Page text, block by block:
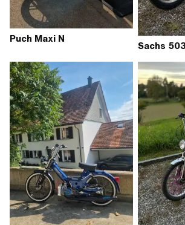
Puch Maxi N
Sachs 503